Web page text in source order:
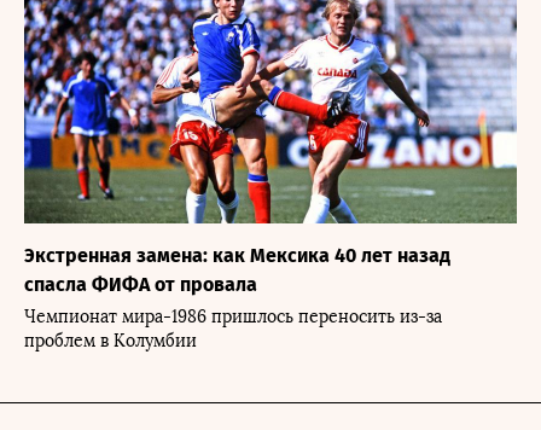
Экстренная замена: как Мексика 40 лет назад
спасла ФИФА от провала
Чемпионат мира-1986 пришлось переносить из-за
проблем в Колумбии